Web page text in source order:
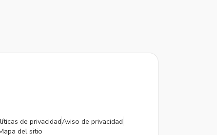
de privacidadAviso de privacidad
del sitio